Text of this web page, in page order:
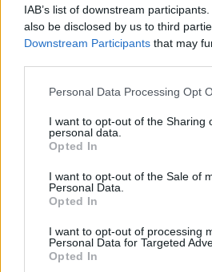
IAB’s list of downstream
also be disclosed by us to third
Downstream Participants that may
Personal Data Processing Opt
I want to opt-out of the Sharing
personal data.
Opted In
I want to opt-out of the Sale of
Personal Data.
Opted In
I want to opt-out of processing
Personal Data for Targeted
Opted In
Франция ще забрани
обаждания без
абонатите от 11 август
07.08.2026 / 14:30